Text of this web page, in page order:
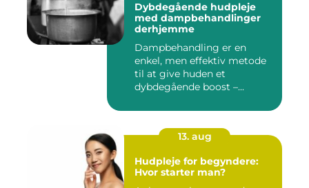
Dybdegående hudpleje
med dampbehandlinger
derhjemme
Dampbehandling er en
enkel, men effektiv metode
til at give huden et
dybdegående boost –...
13. aug
Hudpleje for begyndere:
Hvor starter man?